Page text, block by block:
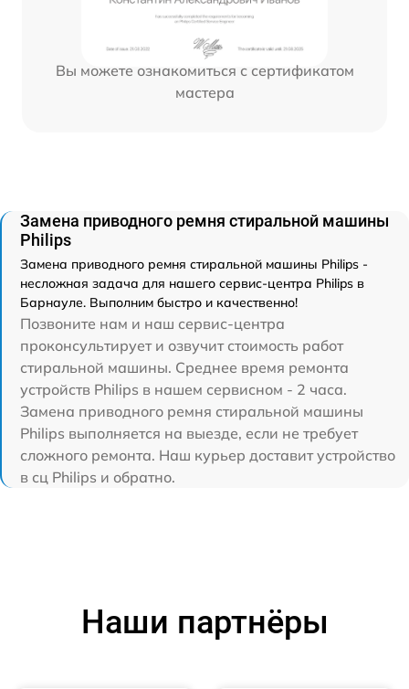
Вы можете ознакомиться с сертификатом
мастера
Замена приводного ремня стиральной машины
Philips
Замена приводного ремня стиральной машины Philips -
несложная задача для нашего сервис-центра Philips в
Барнауле. Выполним быстро и качественно!
Позвоните нам и наш сервис-центра
проконсультирует и озвучит стоимость работ
стиральной машины. Среднее время ремонта
устройств Philips в нашем сервисном - 2 часа.
Замена приводного ремня стиральной машины
Philips выполняется на выезде, если не требует
сложного ремонта. Наш курьер доставит устройство
в сц Philips и обратно.
Наши партнёры